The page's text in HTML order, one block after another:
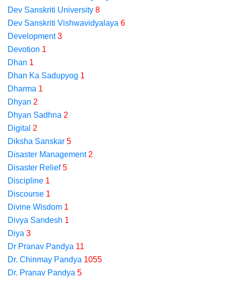
Dev Sanskriti University 8
Dev Sanskriti Vishwavidyalaya 6
Development 3
Devotion 1
Dhan 1
Dhan Ka Sadupyog 1
Dharma 1
Dhyan 2
Dhyan Sadhna 2
Digital 2
Diksha Sanskar 5
Disaster Management 2
Disaster Relief 5
Discipline 1
Discourse 1
Divine Wisdom 1
Divya Sandesh 1
Diya 3
Dr Pranav Pandya 11
Dr. Chinmay Pandya 1055
Dr. Pranav Pandya 5